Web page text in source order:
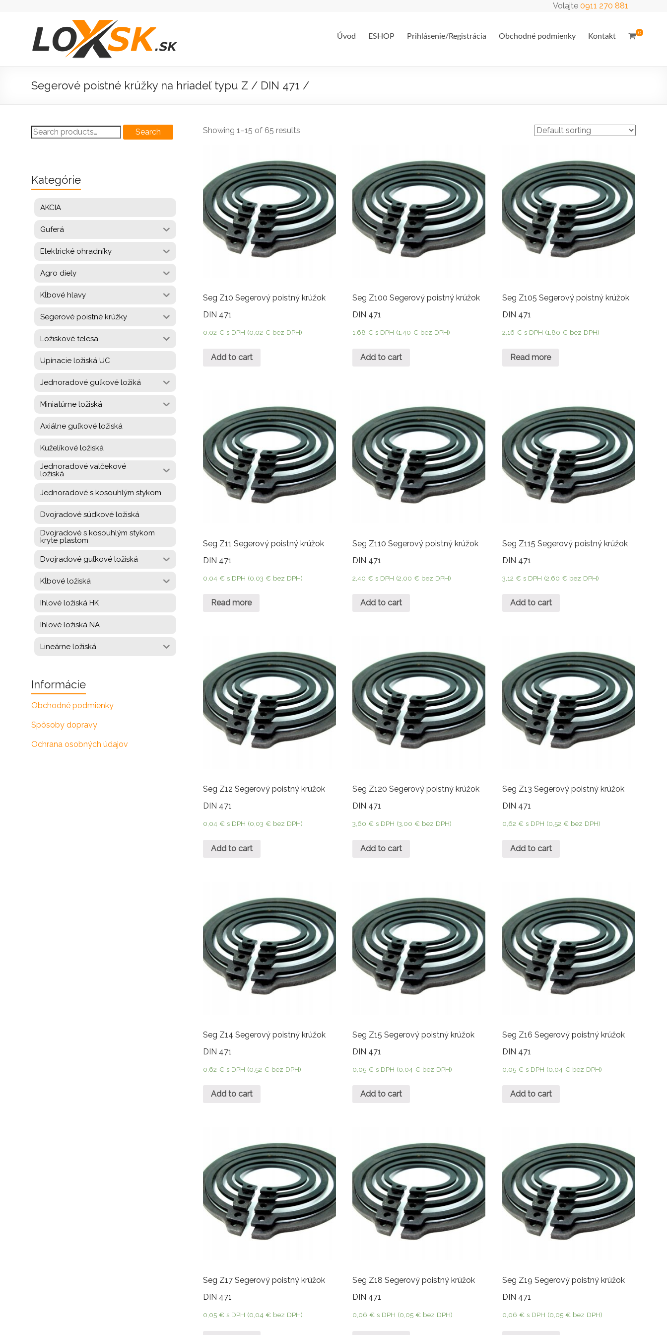
Volajte 0911 270 881
Loxsk
predaj
0
Úvod ESHOP Prihlásenie/Registrácia Obchodné podmienky Kontakt
Segerové poistné krúžky na hriadeľ typu Z / DIN 471 /
Showing 1–15 of 65 results
Seg Z10 Segerový poistný krúžok
DIN 471
0,02€ s DPH (0,02€ bez DPH)
Add to cart
Seg Z100 Segerový poistný krúžok
DIN 471
1,68€ s DPH (1,40€ bez DPH)
Add to cart
Seg Z105 Segerový poistný krúžok
DIN 471
2,16 € s DPH (1,80 €bez DPH)
Read more
Seg Z11 Segerový poistný krúžok
DIN 471
0,04€ s DPH (0,03€ bez DPH)
Read more
Seg Z110 Segerový poistný krúžok
DIN 471
2,40€ s DPH (2,00€ bez DPH)
Add to cart
Seg Z115 Segerový poistný krúžok
DIN 471
3,12 € s DPH (2,60 €bez DPH)
Add to cart
Seg Z12 Segerový poistný krúžok
DIN 471
0,04€ s DPH (0,03€ bez DPH)
Add to cart
Seg Z120 Segerový poistný krúžok
DIN 471
3,60€ s DPH (3,00€ bez DPH)
Add to cart
Seg Z13 Segerový poistný krúžok
DIN 471
0,62 € s DPH (0,52 €bez DPH)
Add to cart
Seg Z14 Segerový poistný krúžok
DIN 471
0,62€ s DPH (0,52€ bez DPH)
Add to cart
Seg Z15 Segerový poistný krúžok
DIN 471
0,05€ s DPH (0,04€ bez DPH)
Add to cart
Seg Z16 Segerový poistný krúžok
DIN 471
0,05 € s DPH (0,04 €bez DPH)
Add to cart
Seg Z17 Segerový poistný krúžok
DIN 471
0,05€ s DPH (0,04€ bez DPH)
Seg Z18 Segerový poistný krúžok
DIN 471
0,06€ s DPH (0,05€ bez DPH)
Seg Z19 Segerový poistný krúžok
DIN 471
0,06 € s DPH (0,05 €bez DPH)
Search
for:
Search
Kategórie
AKCIA
Guferá
Elektrické ohradníky
Agro diely
Kĺbové hlavy
Segerové poistné krúžky
Ložiskové telesa
Upínacie ložiská UC
Jednoradové guľkové ložiká
Miniatúrne ložiská
Axiálne guľkové ložiská
Kuželíkové ložiská
Jednoradové valčekové
ložiská
Jednoradové s kosouhlým stykom
Dvojradové súdkové ložiská
Dvojradové s kosouhlým stykom
kryte plastom
Dvojradové guľkové ložiská
Kĺbové ložiská
Ihlové ložiská HK
Ihlové ložiská NA
Lineárne ložiská
Informácie
Obchodné podmienky
Spôsoby dopravy
Ochrana osobných údajov